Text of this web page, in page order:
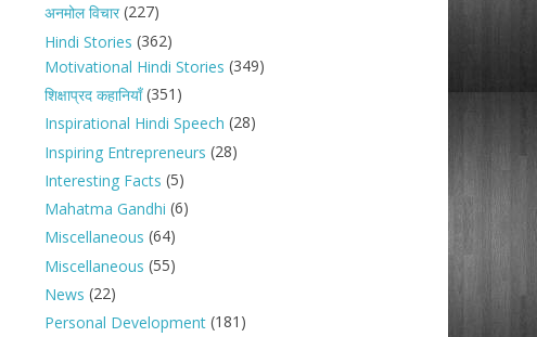
अनमोल विचार(227)
Hindi Stories (362)
Motivational Hindi Stories (349)
शिक्षाप्रद कहानियाँ(351)
Inspirational Hindi Speech (28)
Inspiring Entrepreneurs (28)
Interesting Facts (5)
Mahatma Gandhi (6)
Miscellaneous (64)
Miscellaneous (55)
News (22)
Personal Development(181)